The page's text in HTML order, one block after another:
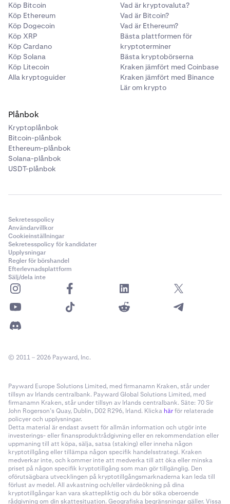
Köp Bitcoin
Köp Ethereum
Köp Dogecoin
Köp XRP
Köp Cardano
Köp Solana
Köp Litecoin
Alla kryptoguider
Vad är kryptovaluta?
Vad är Bitcoin?
Vad är Ethereum?
Bästa plattformen för
kryptoterminer
Bästa kryptobörserna
Kraken jämfört med Coinbase
Kraken jämfört med Binance
Lär om krypto
Plånbok
Kryptoplånbok
Bitcoin-plånbok
Ethereum-plånbok
Solana-plånbok
USDT-plånbok
Sekretesspolicy
Användarvillkor
Cookieinställningar
Sekretesspolicy för kandidater
Upplysningar
Regler för börshandel
Efterlevnadsplattform
Sälj/dela inte
© 2011 – 2026 Payward, Inc.
Payward Europe Solutions Limited, med firmanamn Kraken, står under
tillsyn av Irlands centralbank. Payward Global Solutions Limited, med
firmanamn Kraken, står under tillsyn av Irlands centralbank. Säte: 70 Sir
John Rogerson’s Quay, Dublin, D02 R296, Irland. Klicka härför relaterade
policyer och upplysningar.
Detta material är endast avsett för allmän information och utgör inte
investerings- eller finansproduktrådgivning eller en rekommendation eller
uppmaning till att köpa, sälja, satsa (staking) eller inneha någon
kryptotillgång eller tillämpa någon specifik handelsstrategi. Kraken
medverkar inte, och kommer inte att medverka till att öka eller minska
priset på någon specifik kryptotillgång som man gör tillgänglig. Den
oförutsägbara utvecklingen på kryptotillgångsmarknaderna kan leda till
förlust av medel. All avkastning och/eller värdeökning på dina
kryptotillgångar kan vara skattepliktig och du bör söka oberoende
rådgivning om din skattesituation. Geografiska begränsningar gäller. Vissa